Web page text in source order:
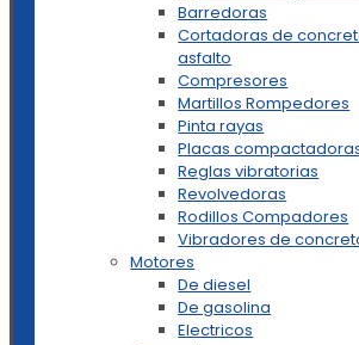
Barredoras
Cortadoras de
asfalto
Compresores
Martillos Rompedores
Pinta rayas
Placas
Reglas vibratorias
Revolvedoras
Rodillos Compadores
Vibradores de
Motores
De diesel
De gasolina
Electricos